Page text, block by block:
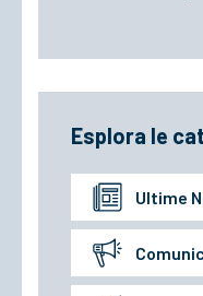
Esplora le
Ultime